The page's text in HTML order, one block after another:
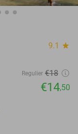
9.1 star
Regulier €18
€14,50